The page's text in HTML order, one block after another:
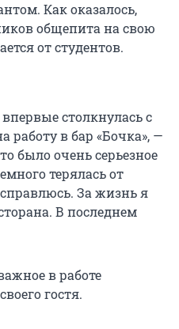
Как оказалось,
общепита на свою
от студентов.
столкнулась с
работу в бар «Бочка», —
было очень серьезное
терялась от
За жизнь я
В последнем
в работе
гостя.